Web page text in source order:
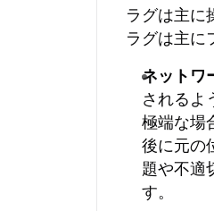
ラグは主に
ラグは主に
ネットワ
されるよ
極端な場
後に元の
題や不適
す。